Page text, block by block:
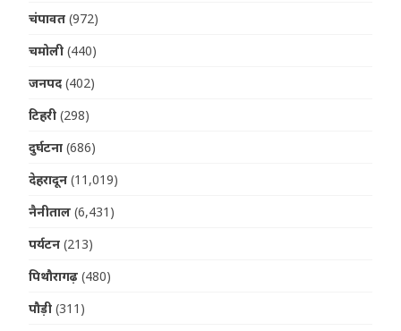
चंपावत (972)
चमोली (440)
जनपद (402)
टिहरी (298)
दुर्घटना (686)
देहरादून (11,019)
नैनीताल (6,431)
पर्यटन (213)
पिथौरागढ़ (480)
पौड़ी (311)